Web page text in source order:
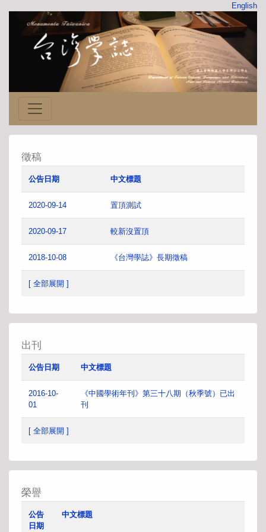
English
徵稿
公告日期 中文標題
2020-09-14 置頂測試
2020-09-17 較新沒置頂
2018-10-08 《台灣學誌》長期徵稿
[ 全部展開 ]
出刊
公告日期 中文標題
2016-10-
01
《中國學術年刊》第三十八期（秋季號）已出
刊
[ 全部展開 ]
榮譽
公告
日期
中文標題